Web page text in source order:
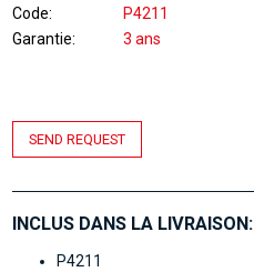
Code
P4211
Garantie
3 ans
SEND REQUEST
INCLUS DANS LA LIVRAISON:
P4211